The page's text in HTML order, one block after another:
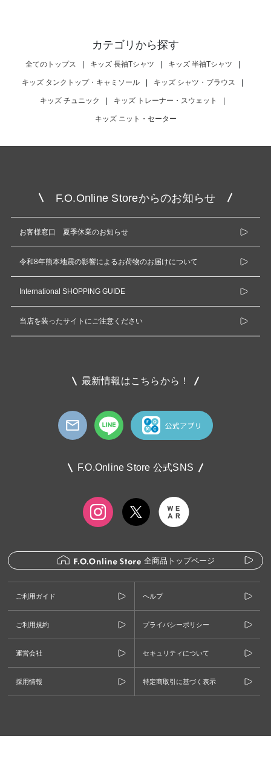
カテゴリから探す
全てのトップス | キッズ 長袖Tシャツ | キッズ 半袖Tシャツ |
キッズ タンクトップ・キャミソール | キッズ シャツ・ブラウス |
キッズ チュニック | キッズ トレーナー・スウェット |
キッズ ニット・セーター
F.O.Online Storeからのお知らせ
お客様窓口 夏季休業のお知らせ
令和8年熊本地震の影響によるお荷物のお届けについて
International SHOPPING GUIDE
当店を装ったサイトにご注意ください
最新情報はこちらから！
F.O.Online Store 公式SNS
全商品トップページ
ご利用ガイド ヘルプ
ご利用規約 プライバシーポリシー
運営会社 セキュリティについて
採用情報 特定商取引に基づく表示